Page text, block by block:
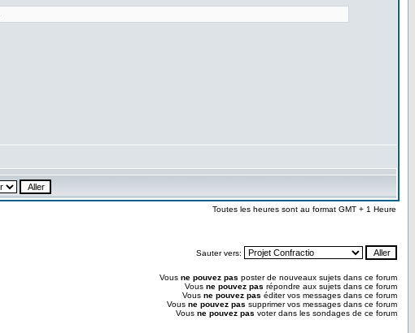
Toutes les heures sont au format GMT + 1 Heure
Sauter vers:
Vous ne pouvez pas poster de nouveaux sujets dans ce forum
Vous ne pouvez pas répondre aux sujets dans ce forum
Vous ne pouvez pas éditer vos messages dans ce forum
Vous ne pouvez pas supprimer vos messages dans ce forum
Vous ne pouvez pas voter dans les sondages de ce forum